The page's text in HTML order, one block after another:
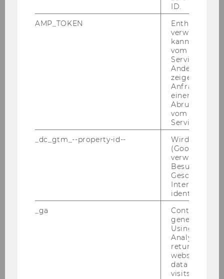
Wir freu­en uns sehr, Ali­cia Schwa­ben­bau­er als
neue Pra­e­Doc an un­se­rem In­sti­tut will­kom­men
zu hei­ßen. Ali­cia hat ihren Ba­che­lor in Wirt­
schafts­in­for­ma­tik an der Uni­ver­si­tät Re­gens­
ID.
AMP_TOKEN
Enthält ein
verwendet
kann, um
vom AMP-
Service
Andere
zeigen Opt-
Anfrage im
einen Fehler
Abrufen
vom AMP
Service an.
_dc_gtm_--property-id--
Wird von
(Google Tag
verwendet,
Besucher
Geschlecht
Interessen zu
identifizieren.
_ga
Contains a
generated
Using this
Analytics can
returning
website and
data from
visits.